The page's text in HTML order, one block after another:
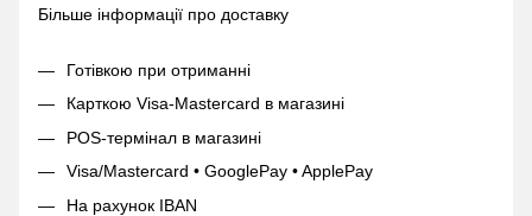
Більше інформації про доставку
Готівкою при отриманні
Карткою Visa-Mastercard в магазині
POS-термінал в магазині
Visa/Mastercard • GooglePay • ApplePay
На рахунок IBAN